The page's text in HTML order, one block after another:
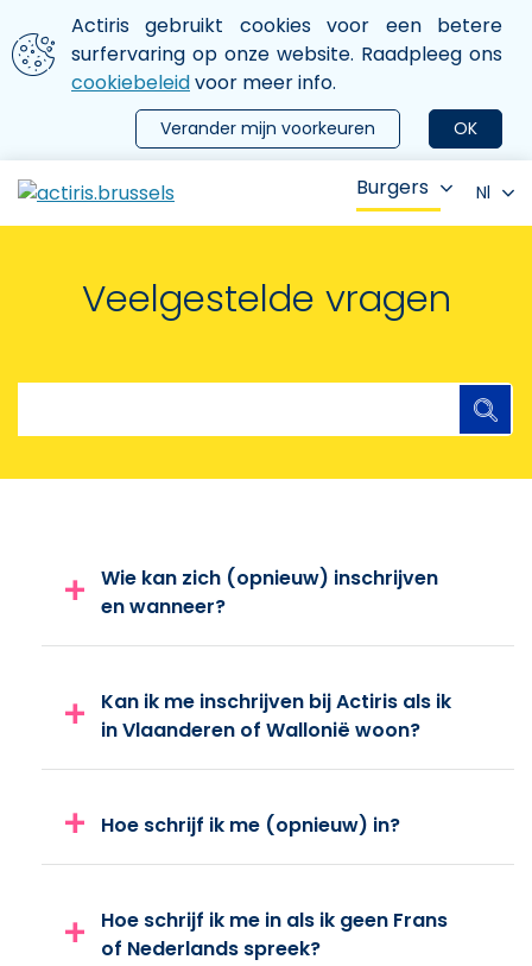
Aller au contenu principal
We gebruiken cookies
Actiris gebruikt cookies voor een betere
surfervaring op onze website. Raadpleeg ons
cookiebeleidvoor meer info.
OK
Verander mijn voorkeuren
le menu
Burgers Nl
Veelgestelde vragen
Wie kan zich (opnieuw) inschrijven
en wanneer?
Kan ik me inschrijven bij Actiris als ik
in Vlaanderen of Wallonië woon?
Hoe schrijf ik me (opnieuw) in?
Hoe schrijf ik me in als ik geen Frans
of Nederlands spreek?